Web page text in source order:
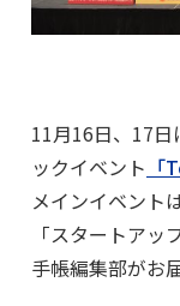
11月16日、17
ックイベント
メインイベント
「スタートア
手帳編集部がお